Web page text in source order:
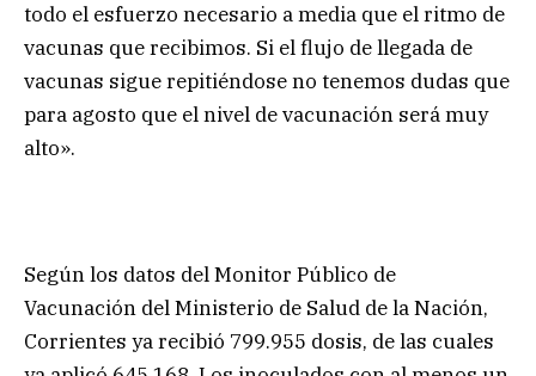
todo el esfuerzo necesario a media que el ritmo de
vacunas que recibimos. Si el flujo de llegada de
vacunas sigue repitiéndose no tenemos dudas que
para agosto que el nivel de vacunación será muy
alto».
Según los datos del Monitor Público de
Vacunación del Ministerio de Salud de la Nación,
Corrientes ya recibió 799.955 dosis, de las cuales